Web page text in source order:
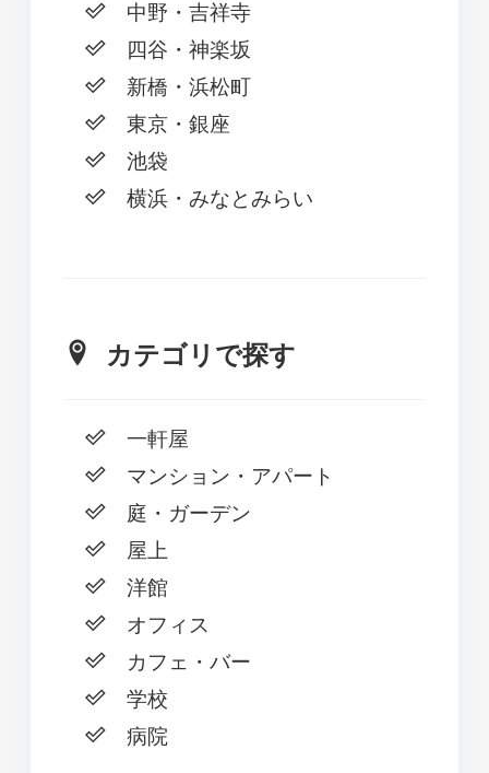
中野・吉祥寺
四谷・神楽坂
新橋・浜松町
東京・銀座
池袋
横浜・みなとみらい
カテゴリで探す
一軒屋
マンション・アパート
庭・ガーデン
屋上
洋館
オフィス
カフェ・バー
学校
病院